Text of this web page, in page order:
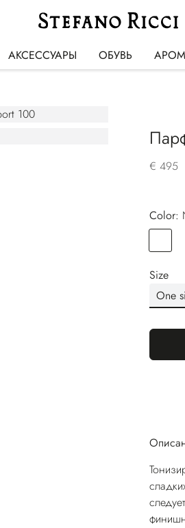
АКСЕССУАРЫ ОБУВЬ
€ 495
Color:
Size
One